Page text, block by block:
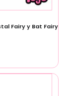
Fairy y Bat Fairy